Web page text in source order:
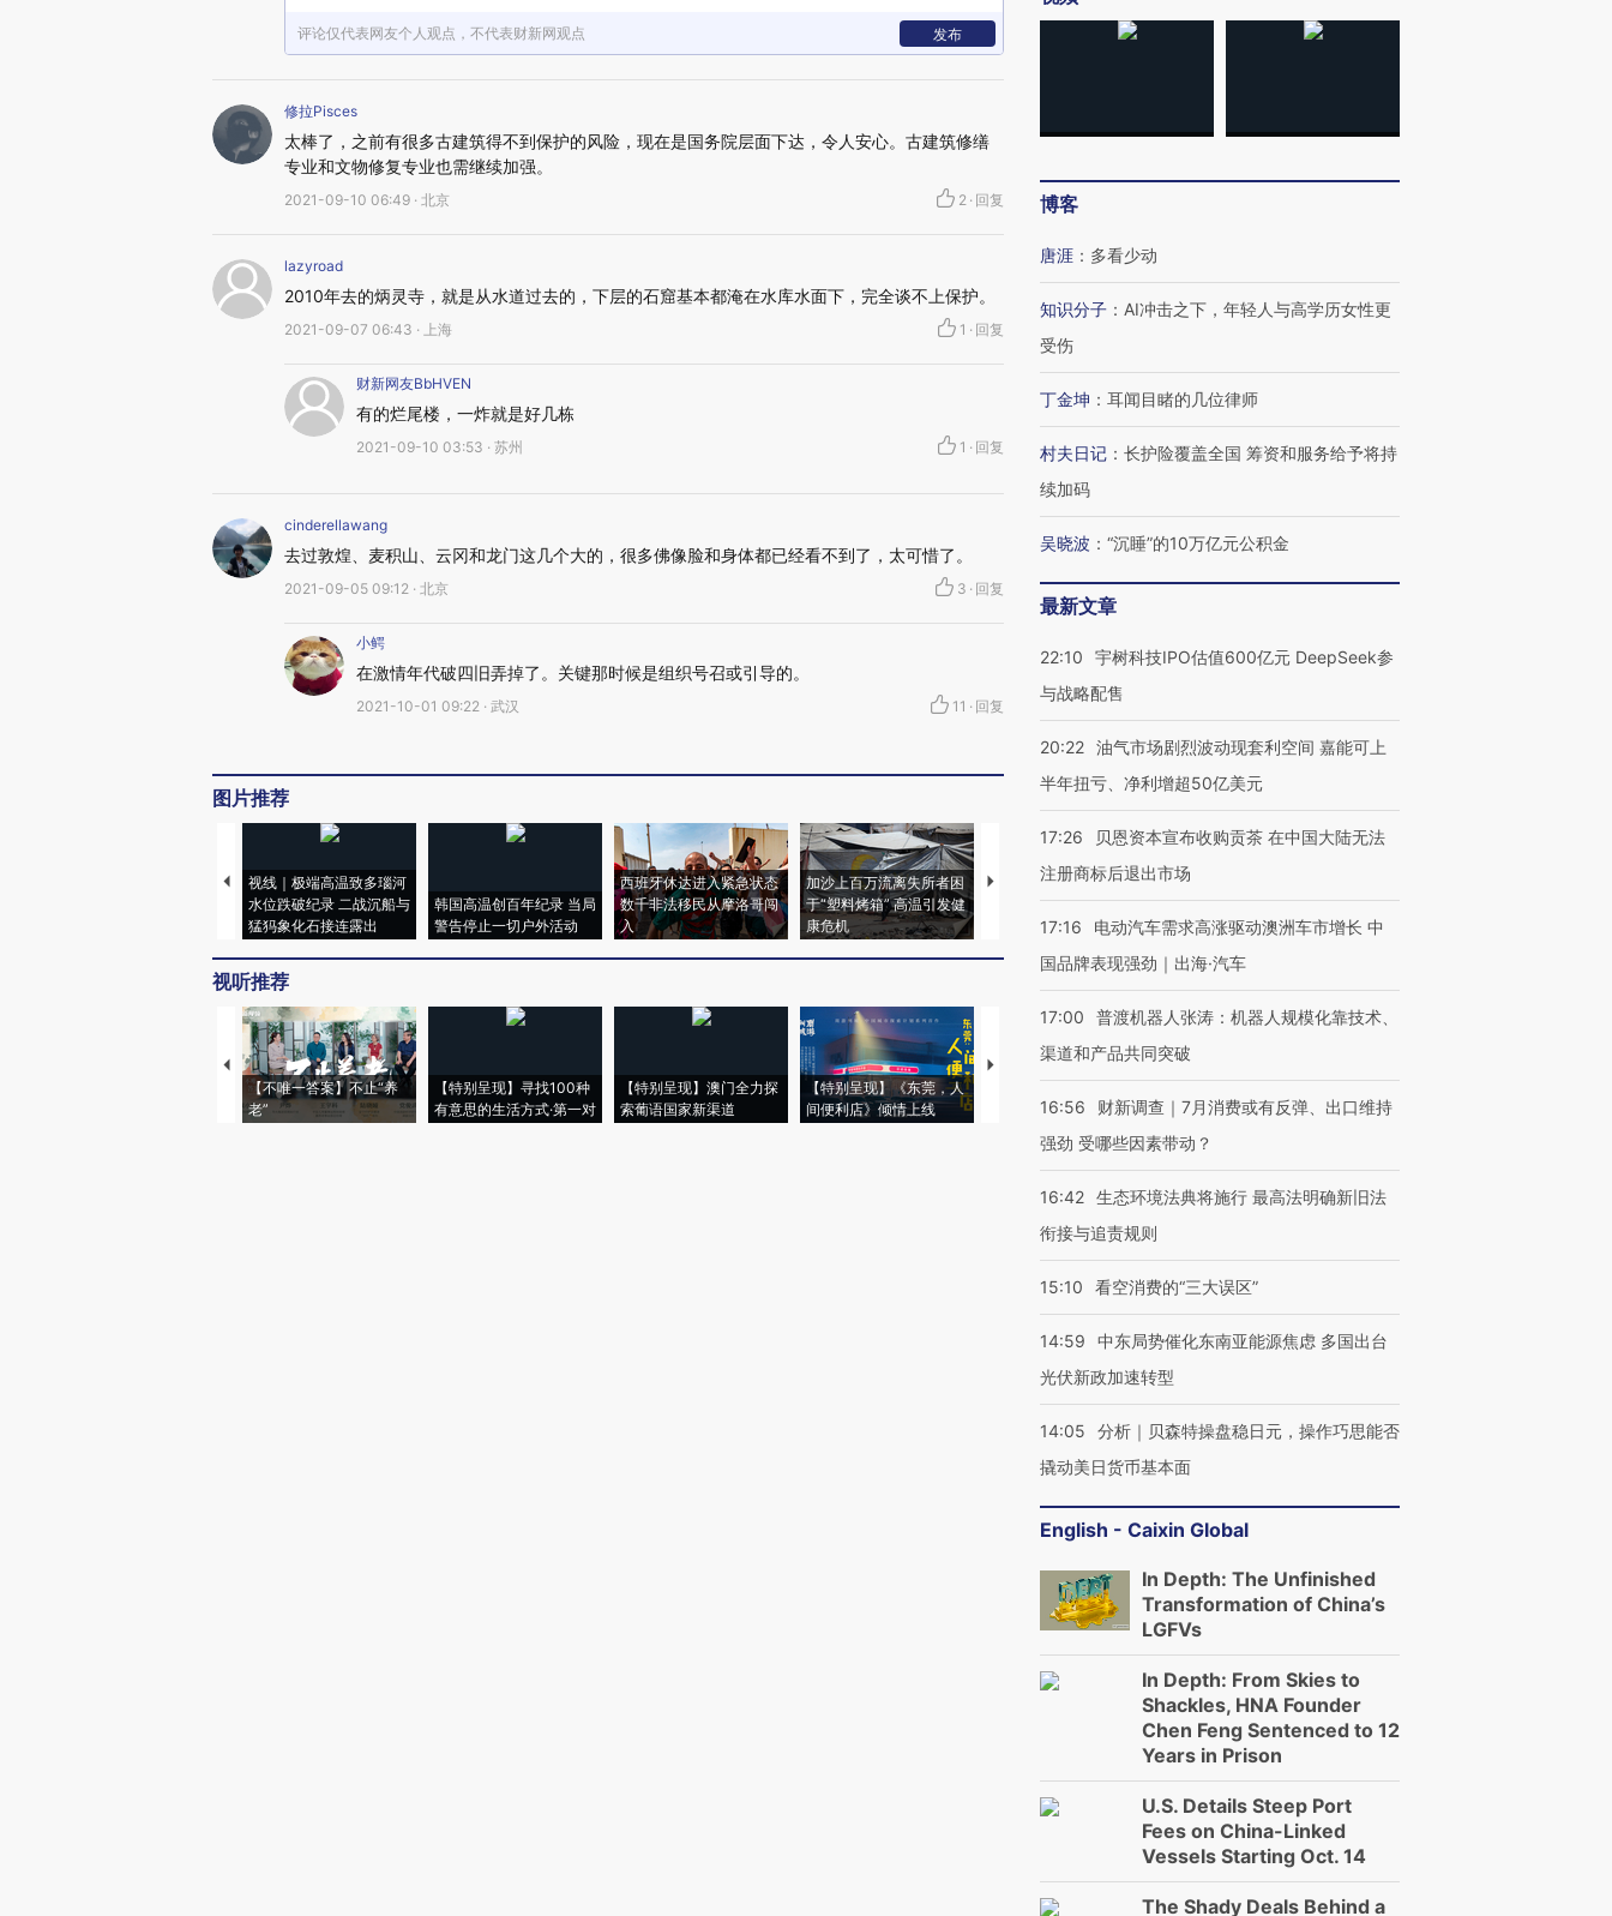
评论仅代表网友个人观点，不代表财新网观点 发布
修拉Pisces
太棒了，之前有很多古建筑得不到保护的风险，现在是国务院层面下达，令人安心。古建筑修缮
专业和文物修复专业也需继续加强。
2021-09-10 06:49 · 北京 2 · 回复
lazyroad
2010年去的炳灵寺，就是从水道过去的，下层的石窟基本都淹在水库水面下，完全谈不上保护。
2021-09-07 06:43 · 上海 1 · 回复
财新网友BbHVEN
有的烂尾楼，一炸就是好几栋
2021-09-10 03:53 · 苏州 1 · 回复
cinderellawang
去过敦煌、麦积山、云冈和龙门这几个大的，很多佛像脸和身体都已经看不到了，太可惜了。
2021-09-05 09:12 · 北京 3 · 回复
小鳄
在激情年代破四旧弄掉了。关键那时候是组织号召或引导的。
2021-10-01 09:22 · 武汉 11 · 回复
图片推荐
视线｜极端高温致多瑙河
水位跌破纪录 二战沉船与
猛犸象化石接连露出
韩国高温创百年纪录 当局
警告停止一切户外活动
西班牙休达进入紧急状态
数千非法移民从摩洛哥闯
入
加沙上百万流离失所者困
于“塑料烤箱” 高温引发健
康危机
视线｜HYROX的吸金
术：是什么让中产们甘
心“花钱找虐”？
马航飞行员跨国走私7万
粒摇头丸 尿检体内含3种
毒品
度Z世代 用街头抗争将教
育部长拱下台
视听推荐
【不唯一答案】不止“养
老”
【特别呈现】寻找100种
有意思的生活方式·第一对
【特别呈现】澳门全力探
索葡语国家新渠道
【特别呈现】《东莞，人
间便利店》倾情上线
【推广】走进第四届链博
有意思的生活方式·第三对
住三大增长引擎是什么？
博客
唐涯 ： 多看少动
知识分子 ： AI冲击之下，年轻人与高学历女性更
受伤
丁金坤 ： 耳闻目睹的几位律师
村夫日记 ： 长护险覆盖全国 筹资和服务给予将持
续加码
吴晓波 ： “沉睡”的10万亿元公积金
最新文章
22:10
宇树科技IPO估值600亿元 DeepSeek参
与战略配售
20:22 油气市场剧烈波动现套利空间 嘉能可上
半年扭亏、净利增超50亿美元
17:26
贝恩资本宣布收购贡茶 在中国大陆无法
注册商标后退出市场
17:16
电动汽车需求高涨驱动澳洲车市增长 中
国品牌表现强劲｜出海·汽车
17:00
普渡机器人张涛：机器人规模化靠技术、
渠道和产品共同突破
16:56
财新调查｜7月消费或有反弹、出口维持
强劲 受哪些因素带动？
16:42 生态环境法典将施行 最高法明确新旧法
衔接与追责规则
15:10 看空消费的“三大误区”
14:59
中东局势催化东南亚能源焦虑 多国出台
光伏新政加速转型
14:05
分析｜贝森特操盘稳日元，操作巧思能否
撬动美日货币基本面
English - Caixin Global
In Depth: The Unfinished
Transformation of China’s
LGFVs
In Depth: From Skies to
Shackles, HNA Founder
Chen Feng Sentenced to 12
Years in Prison
U.S. Details Steep Port
Fees on China-Linked
Vessels Starting Oct. 14
The Shady Deals Behind a